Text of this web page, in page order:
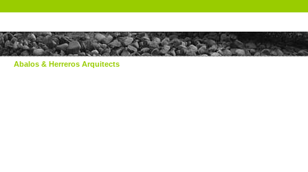
Abalos & Herreros Arquitects